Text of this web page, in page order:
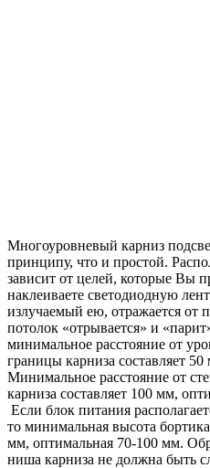
Многоуровневый карниз
принципу, что и простой.
зависит от целей, которые Вы
наклеиваете светодиодную
излучаемый ею, отражается от
потолок «отрывается» и
минимальное расстояние от
границы карниза составляет
Минимальное расстояние от
карниза составляет 100 мм,
Если блок питания
то минимальная высота
мм, оптимальная 70-100 мм.
ниша карниза не должна быть